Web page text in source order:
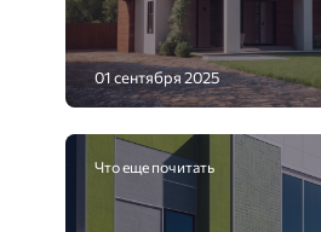
01 сентября 2025
Что еще почитать